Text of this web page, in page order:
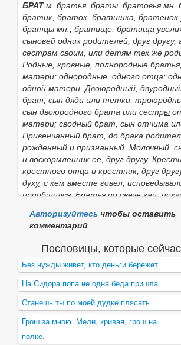
6.
своё, своего,ср.То, что
свойственно или присущекому-чему-
Добиться своего(добиться
требований;разг.).Приняться за своё
то же самое;разг. неодобр.).
(твёрдо держаться своего
настаивать на чёмн.;разг.).
изменить своего мнения, решения;
возьмет(добьётся желаемого;разг.).
•По-своему( нареч.
) 1) по
усмотрению.Поступить по-своему;
своими особыми свойствами.Эта
хороша;3) на своём языке (прост.).
по-своему.
Остаться при своих(разг.) 1) в
проиграть; 2) не получить ничего,
что имел.
Если нужное слово из пословицы
то его можно найти с помощью этой
Найти
БРАТм. братья, браты, братовья мн.
братик, браток, братишка, братенок
братцы мн., братище, братища
сыновей одних родителей, друг
сестрам своим, или детям тех же
Родные, кровные, полнородные братья
матери; однородные, одного отца;
одной матери.Двоюродный, двуро
брат, сын дяди или тетки;
сын двоюродного брата или сестры
матери; сводный брат, сын отчима
Привенчанный брат, до брака
рожденный и признанный. Молочный,
и воскормленник ее, друг другу. Кре
крестного отца и крестник, друг
духу, с кем вместе говел,
приобщился.Братья по свече зап.
поочередно; этобратская свеча, а
братья по ней.Братья крестовые,
обменявшиеся тельными крестами, в
братства;названные, принявшие
дружбе, по условию, по взаимному
Почестные братья, дружки
жениху. Брат или ближний,все мы друг
называемся так в дружеской или
что особенно сохранилось в
народе и в нашем обращении к нему;
Авторизуйтесь чтобы оставить
комментарий
Пословицы, которые
Без нужды живет, кто деньги бережет.
На Сидора попа не одна беда пришла.
Станешь ты по моей дудке плясать.
Грош за мною. Мели, кривая, грош на
полке.